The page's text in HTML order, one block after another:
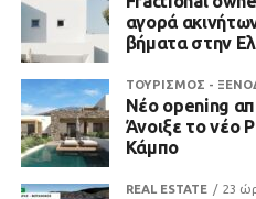
αγορά
βήματα στην
ΤΟΥΡΙΣΜΟΣ -
Νέο opening
Άνοιξε το νέο
Κάμπο
REAL ESTATE 23